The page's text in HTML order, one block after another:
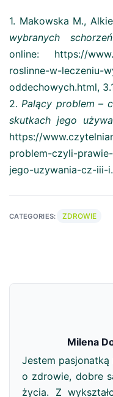
1. Makowska M.,
wybranych
online: https://
roslinne-w-leczeniu-
oddechowych.html,
2.Palący problem –
skutkach jego
https://
problem-czyli-
jego-uzywania-cz-iii-
CATEGORIES: ZDROWIE
Milena
Jestem
o zdrowie, dobre
życia. Z